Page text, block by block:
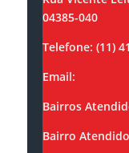
04385-040
Telefone: (11)
Email:
Bairros
Bairro